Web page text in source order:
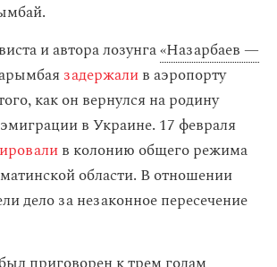
и автора лозунга«Назарбаев —
задержалив аэропорту
как он вернулся на родину
в Украине. 17 февраля
в колонию общего режима
области. В отношении
дело за незаконное пересечение